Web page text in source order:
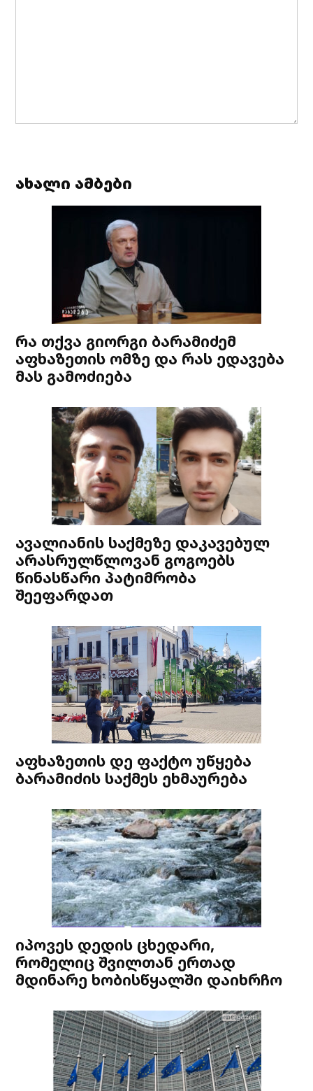
ახალი ამბები
რა თქვა გიორგი ბარამიძემ
აფხაზეთის ომზე და რას ედავება
მას გამოძიება
ავალიანის საქმეზე დაკავებულ
არასრულწლოვან გოგოებს
წინასწარი პატიმრობა
შეეფარდათ
აფხაზეთის დე ფაქტო უწყება
ბარამიძის საქმეს ეხმაურება
იპოვეს დედის ცხედარი,
რომელიც შვილთან ერთად
მდინარე ხობისწყალში დაიხრჩო